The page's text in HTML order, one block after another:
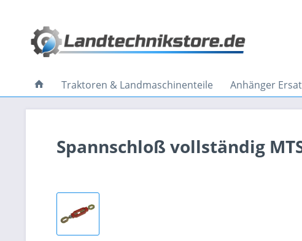
Traktoren & Landmaschinenteile Anhänger
Spannschloß vollständig